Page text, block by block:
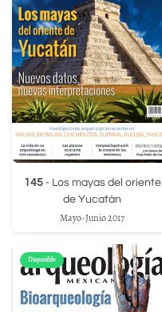
145- Los mayas del oriente
de Yucatán
Mayo-Junio 2017
Disponible